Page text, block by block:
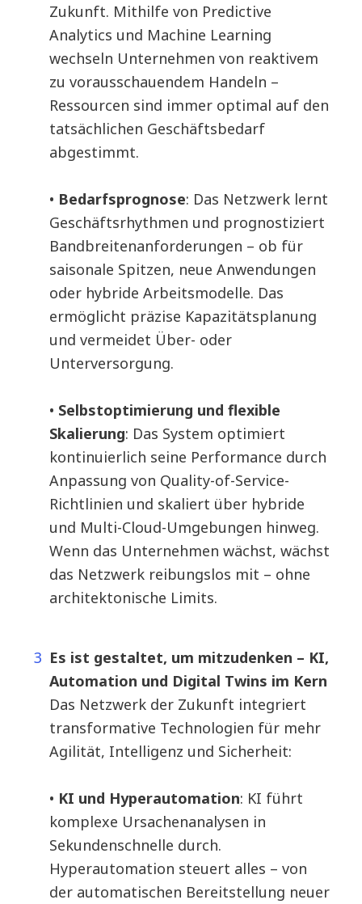
Zukunft. Mithilfe von Predictive
Analytics und Machine Learning
wechseln Unternehmen von reaktivem
zu vorausschauendem Handeln –
Ressourcen sind immer optimal auf den
tatsächlichen Geschäftsbedarf
abgestimmt.
• Bedarfsprognose: Das Netzwerk lernt
Geschäftsrhythmen und prognostiziert
Bandbreitenanforderungen – ob für
saisonale Spitzen, neue Anwendungen
oder hybride Arbeitsmodelle. Das
ermöglicht präzise Kapazitätsplanung
und vermeidet Über- oder
Unterversorgung.
• Selbstoptimierung und flexible
Skalierung: Das System optimiert
kontinuierlich seine Performance durch
Anpassung von Quality-of-Service-
Richtlinien und skaliert über hybride
und Multi-Cloud-Umgebungen hinweg.
Wenn das Unternehmen wächst, wächst
das Netzwerk reibungslos mit – ohne
architektonische Limits.
Es ist gestaltet, um mitzudenken – KI,
Automation und Digital Twins im Kern
Das Netzwerk der Zukunft integriert
transformative Technologien für mehr
Agilität, Intelligenz und Sicherheit:
• KI und Hyperautomation: KI führt
komplexe Ursachenanalysen in
Sekundenschnelle durch.
Hyperautomation steuert alles – von
der automatischen Bereitstellung neuer